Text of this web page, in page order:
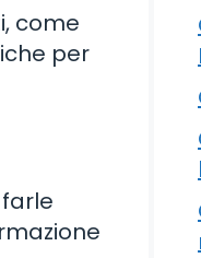
come
per